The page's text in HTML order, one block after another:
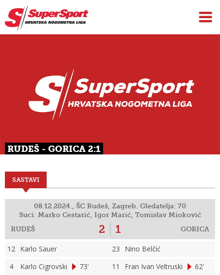
RUDEŠ - GORICA 2:1
SASTAVI
08.12.2024., ŠC Rudeš, Zagreb. Gledatelja: 70
Suci: Marko Cestarić, Igor Marić, Tomislav Mioković
RUDEŠ
2 GORICA
1
12 Karlo Sauer 23
Nino Belčić
4
Karlo Cigrovski 73' 11 Fran Ivan Veltruski
62'